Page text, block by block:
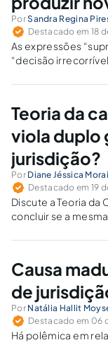
PorSandra Regina
Destacado em 18
As expressões
“decisão
processual é o
Teoria da
viola duplo
jurisdição?
Por Diane Jéssica
Destacado em 19
Discute a Teoria da
concluir se a
jurisdição, vez que
Causa
de
Por Natália Hallit
Destacado em 06
Há polêmica em